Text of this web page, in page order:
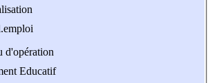
d'opération
Educatif